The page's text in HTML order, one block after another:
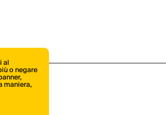
al
o negare
maniera,